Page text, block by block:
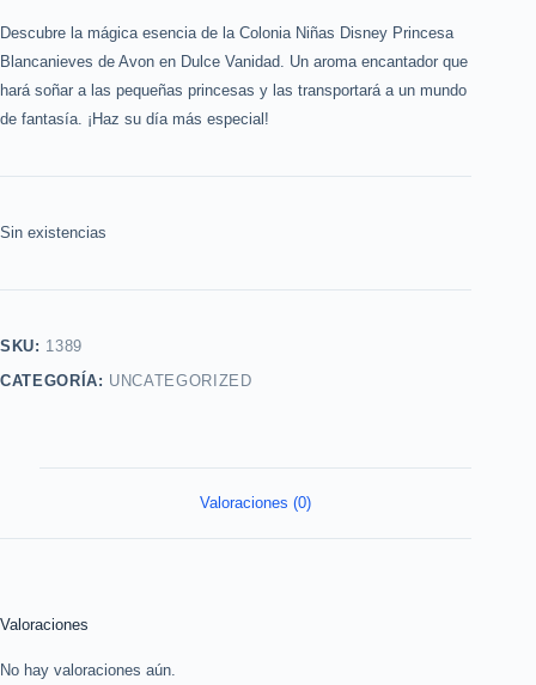
Descubre la mágica esencia de la Colonia Niñas Disney Princesa
Blancanieves de Avon en Dulce Vanidad. Un aroma encantador que
hará soñar a las pequeñas princesas y las transportará a un mundo
de fantasía. ¡Haz su día más especial!
Sin existencias
SKU: 1389
CATEGORÍA: UNCATEGORIZED
Valoraciones (0)
Valoraciones
No hay valoraciones aún.